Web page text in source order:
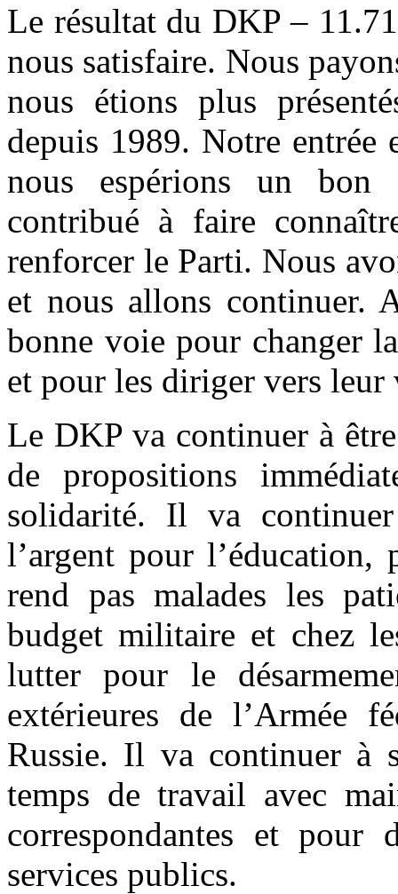
Le résultat du DKP –
nous satisfaire. Nous
nous étions plus
depuis 1989. Notre entrée
nous espérions un bon
contribué à faire
renforcer le Parti. Nous
et nous allons continuer.
bonne voie pour changer
et pour les diriger vers leur
Le DKP va continuer à
de propositions
solidarité. Il va
l’argent pour
rend pas malades les
budget militaire et chez
lutter pour le
extérieures de l’Armée
Russie. Il va continuer à
temps de travail avec
correspondantes et pour
services publics.